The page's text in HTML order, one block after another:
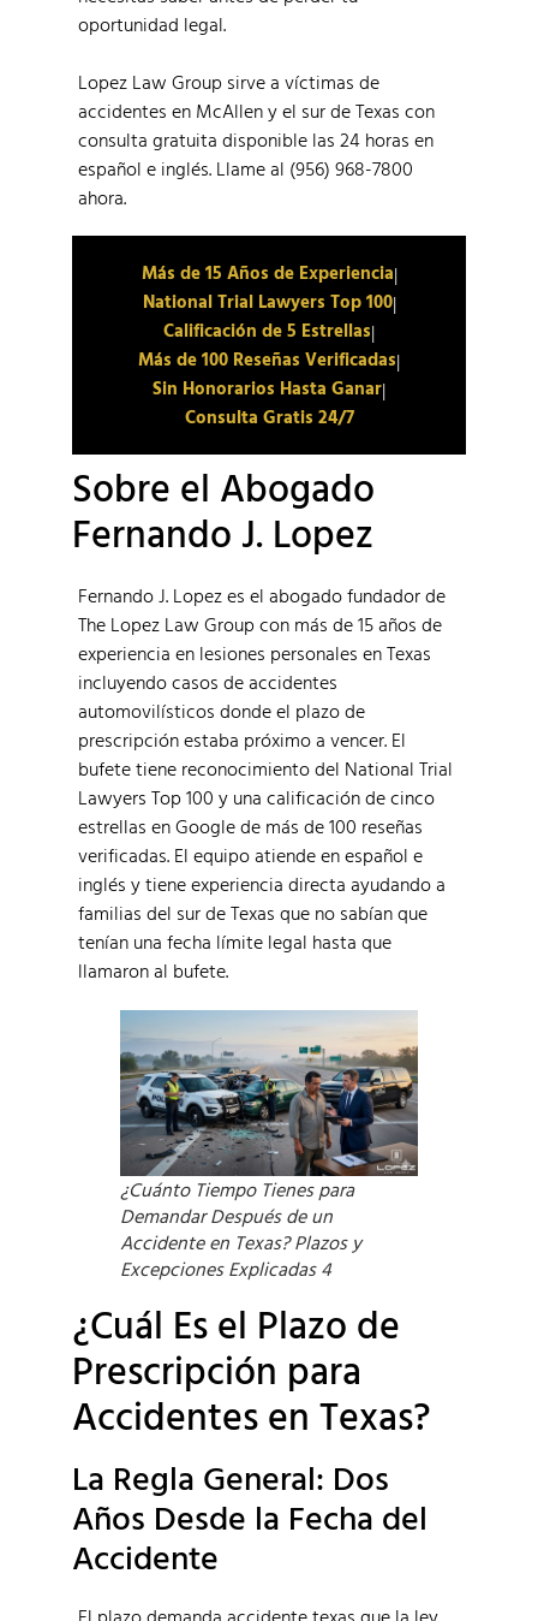
oportunidad legal.
Lopez Law Group sirve a víctimas de
accidentes en McAllen y el sur de Texas con
consulta gratuita disponible las 24 horas en
español e inglés. Llame al (956) 968-7800
ahora.
Más de 15 Años de Experiencia|
National Trial Lawyers Top 100|
Calificación de 5 Estrellas|
Más de 100 Reseñas Verificadas|
Sin Honorarios Hasta Ganar|
Consulta Gratis 24/7
Sobre el Abogado
Fernando J. Lopez
Fernando J. Lopez es el abogado fundador de
The Lopez Law Group con más de 15 años de
experiencia en lesiones personales en Texas
incluyendo casos de accidentes
automovilísticos donde el plazo de
prescripción estaba próximo a vencer. El
bufete tiene reconocimiento del National Trial
Lawyers Top 100 y una calificación de cinco
estrellas en Google de más de 100 reseñas
verificadas. El equipo atiende en español e
inglés y tiene experiencia directa ayudando a
familias del sur de Texas que no sabían que
tenían una fecha límite legal hasta que
llamaron al bufete.
¿Cuánto Tiempo Tienes para
Demandar Después de un
Accidente en Texas? Plazos y
Excepciones Explicadas 4
¿Cuál Es el Plazo de
Prescripción para
Accidentes en Texas?
La Regla General: Dos
Años Desde la Fecha del
Accidente